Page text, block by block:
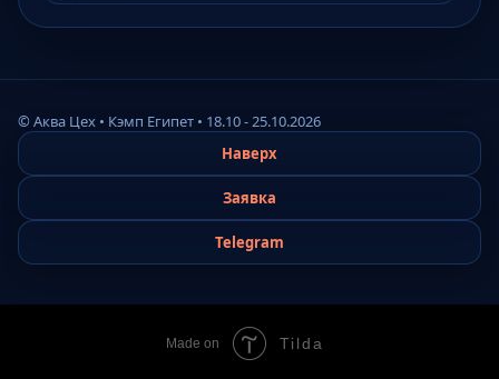
© Аква Цех • Кэмп Египет • 18.10 - 25.10.2026
Наверх
Заявка
Telegram
Made on Tilda